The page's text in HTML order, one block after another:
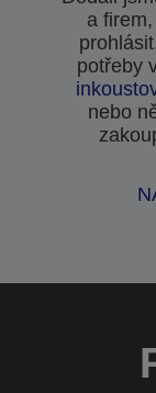
a
potřeby
nebo